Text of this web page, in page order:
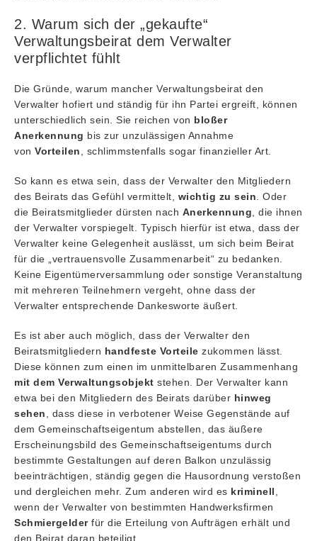
2. Warum sich der „gekaufte“
Verwaltungsbeirat dem Verwalter
verpflichtet fühlt
Die Gründe, warum mancher Verwaltungsbeirat den
Verwalter hofiert und ständig für ihn Partei ergreift, können
unterschiedlich sein. Sie reichen von bloßer
Anerkennung bis zur unzulässigen Annahme
von Vorteilen , schlimmstenfalls sogar finanzieller Art.
So kann es etwa sein, dass der Verwalter den Mitgliedern
des Beirats das Gefühl vermittelt, wichtig zu sein . Oder
die Beiratsmitglieder dürsten nach Anerkennung , die ihnen
der Verwalter vorspiegelt. Typisch hierfür ist etwa, dass der
Verwalter keine Gelegenheit auslässt, um sich beim Beirat
für die „vertrauensvolle Zusammenarbeit“ zu bedanken.
Keine Eigentümerversammlung oder sonstige Veranstaltung
mit mehreren Teilnehmern vergeht, ohne dass der
Verwalter entsprechende Dankesworte äußert.
Es ist aber auch möglich, dass der Verwalter den
Beiratsmitgliedern handfeste Vorteile zukommen lässt.
Diese können zum einen im unmittelbaren Zusammenhang
mit dem Verwaltungsobjekt stehen. Der Verwalter kann
etwa bei den Mitgliedern des Beirats darüber hinweg
sehen , dass diese in verbotener Weise Gegenstände auf
dem Gemeinschaftseigentum abstellen, das äußere
Erscheinungsbild des Gemeinschaftseigentums durch
bestimmte Gestaltungen auf deren Balkon unzulässig
beeinträchtigen, ständig gegen die Hausordnung verstoßen
und dergleichen mehr. Zum anderen wird es kriminell
wenn der Verwalter von bestimmten Handwerksfirmen
Schmiergelder für die Erteilung von Aufträgen erhält und
den Beirat daran beteiligt.